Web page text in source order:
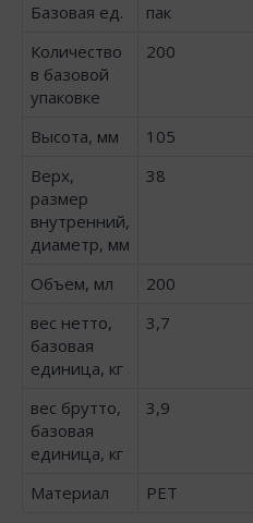
Базовая ед.
пак
Количество
в базовой
упаковке
200
Высота, мм
105
Верх,
размер
внутренний,
диаметр, мм
38
Объем, мл
200
вес нетто,
базовая
единица, кг
3,7
вес брутто,
базовая
единица, кг
3,9
Материал PET